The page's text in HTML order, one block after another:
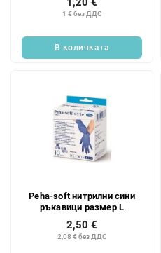
1 € без ДДС
В количката
Peha-soft нитрилни сини
ръкавици размер L
2,08 € без ДДС
2,50 €